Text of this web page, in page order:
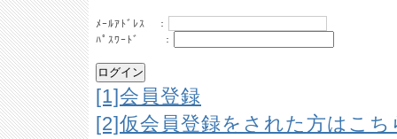
ﾒｰﾙｱﾄﾞﾚｽ ：
ﾊﾟｽﾜｰﾄﾞ ：
[1]会員登録
[2]仮会員登録をされた方はこ